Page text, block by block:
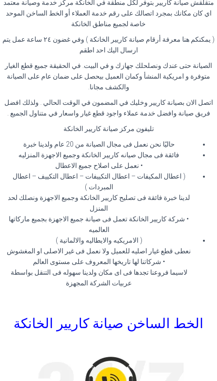
متقلقش صيانة كاريير بتوفر لكل منطقة في الخانكة مركز خدمة وصيانة معتمد
اي كان مكانك بمجرد اتصالك على رقم خدمة العملاء أو الخط الساخن الموحد
خاصة لجميع مناطق الخانكة
( يمكنكم هنا معرفة أرقام صيانة كاريير الخانكة ) وفي غضون ٢٤ ساعة عمل يتم
ارسال اليك احد اطقم
الصيانة حتى عندك ونصلحلك جهازك و في البيت. في الحقيقة جميع قطع الغيار
متوفرة و امريكية المنشأ وكمان العميل بيحصل على ضمان عام على الصيانة
والكشف مجانا.
اتصل الان بصيانة كاريير وخليك في المضمون في الوقت الحالي . ولذلك افضل
فريق صيانة وافضل خدمة عملاء واجود قطع غيار واسعار في متناول الجميع .
تليفون مركز صيانة كاريير الخانكة
حاليًا نحن نعمل فى مجال الصيانة من 20 عام ولدينا خبرة
فائقة فى مجال صيانه كاريير الخانكة وجميع الاجهزة المنزليه
• نعمل على اصلاح جميع الاعطال
( اعطال المكيفات – اعطال التكييفات – اعطال التكييف – اعطال
المبردات )
لدينا خبرة فائقة فى تصليح كاريير الخانكة وجميع الاجهزة ونصلك لحد
المنزل
• شركة كاريير الخانكة تعمل فى صيانة جميع الاجهزة بجميع ماركاتها
العالميه
( الامريكيه والايطاليه والالمانية )
نعطى قطع غيار اصليه للعميل ولا نعمل فى غير الاصلى او المغشوش
• شركاتنا لها تاريخها المعروف على مستوى العالم
لاسيما فروعنا تجدها فى اى مكان ولدينا سهوله فى التنقل بواسطة
عربيات الشركة المجهزة
الخط الساخن صيانة كاريير الخانكة